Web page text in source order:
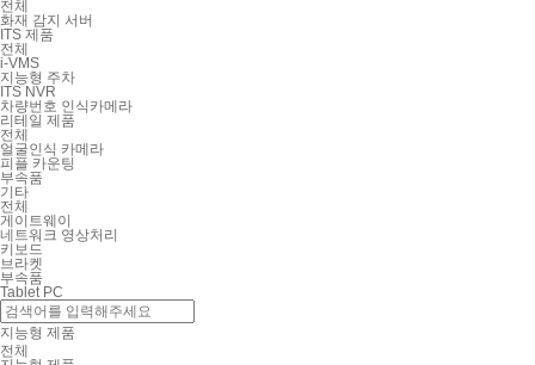
전체
화재 감지 서버
ITS 제품
전체
i-VMS
지능형 주차
ITS NVR
차량번호 인식카메라
리테일 제품
전체
얼굴인식 카메라
피플 카운팅
부속품
기타
전체
게이트웨이
네트워크 영상처리
키보드
브라켓
부속품
Tablet PC
지능형 제품
전체